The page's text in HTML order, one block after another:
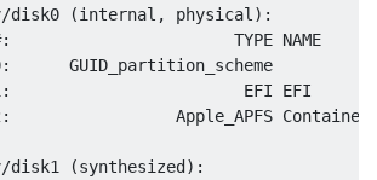
want to proceed? (Y/N): Y
writing new GUID partition table
Devices opened with shared
table automatically reloaded!
should reboot or remove the drive.
disk0 (internal, physical):
TYPE NAME
GUID_partition_scheme
EFI EFI
Apple_APFS
disk1 (synthesized):